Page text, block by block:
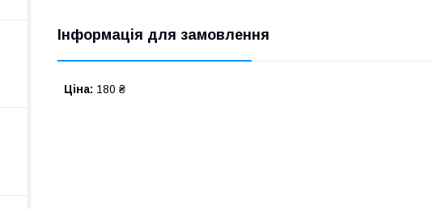
Інформація для замовлення
Ціна: 180 ₴